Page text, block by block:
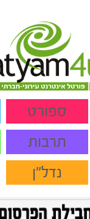
ספורט
תרבות
נדל"ן